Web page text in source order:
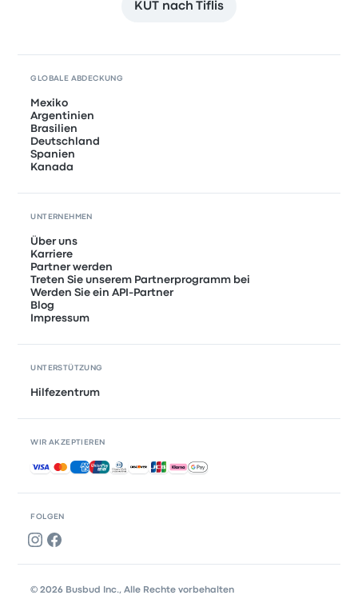
KUT nach Tiflis
FOLGEN
GLOBALE ABDECKUNG
Mexiko
Argentinien
Brasilien
Deutschland
Spanien
Kanada
UNTERNEHMEN
Über uns
Karriere
Partner werden
Treten Sie unserem Partnerprogramm bei
Werden Sie ein API-Partner
Blog
Impressum
UNTERSTÜTZUNG
Hilfezentrum
WIR AKZEPTIEREN
Akzeptierte Zahlungsmethoden
© 2026 Busbud Inc., Alle Rechte vorbehalten